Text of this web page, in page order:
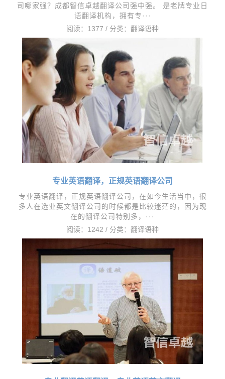
司哪家强？成都智信卓越翻译公司强中强。 是老牌专业日
语翻译机构，拥有专···
阅读：1377 / 分类： 翻译语种
专业英语翻译，正规英语翻译公司
专业英语翻译，正规英语翻译公司，在如今生活当中，很
多人在选业英文翻译公司的时候都是比较迷茫的，因为现
在的翻译公司特别多，···
阅读：1242 / 分类： 翻译语种